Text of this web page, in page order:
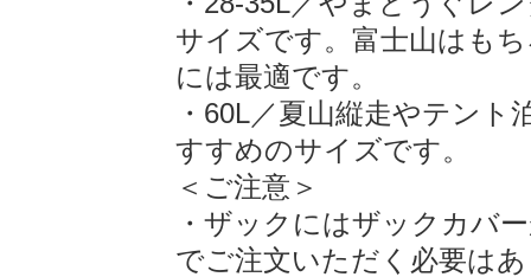
サイズです。富士山はも
には最適です。
・60L／夏山縦走やテン
すすめのサイズです。
＜ご注意＞
・ザックにはザックカバ
でご注文いただく必要は